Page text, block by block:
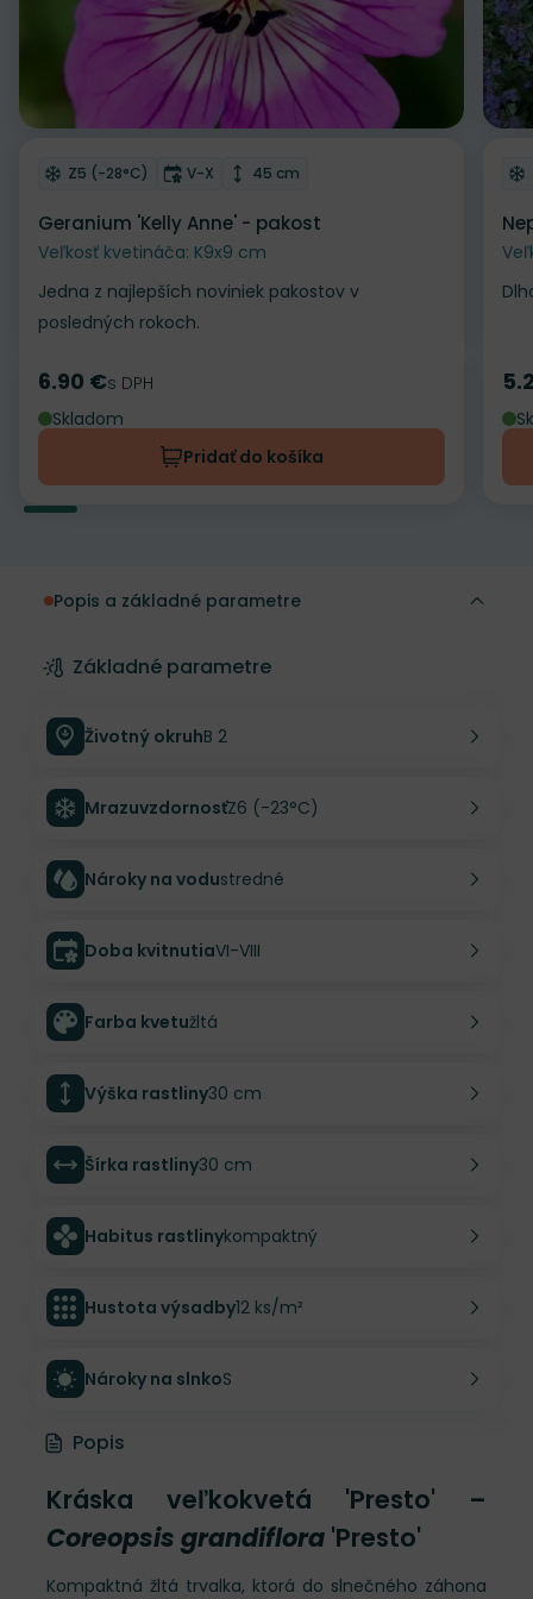
Odober do zoznamu želaní
Mrazuvzdornosť
Z5 (-28°C) Doba kvitnutia
V-X Výška rastliny
45 cm
Geranium 'Kelly Anne' - pakost
Veľkosť kvetináča: K9x9 cm
Jedna z najlepších noviniek pakostov v
posledných rokoch.
Cena
6.90 €s DPH
Skladom
Pridať do košíka
Popis a základné parametre
Základné parametre
Životný okruhB 2
MrazuvzdornosťZ6 (-23°C)
Nároky na vodustredné
Doba kvitnutiaVI-VIII
Farba kvetužltá
Výška rastliny30 cm
Šírka rastliny30 cm
Habitus rastlinykompaktný
Hustota výsadby12 ks/m²
Nároky na slnkoS
Popis
Kráska veľkokvetá 'Presto' –
Coreopsis grandiflora 'Presto'
Kompaktná žltá trvalka, ktorá do slnečného záhona